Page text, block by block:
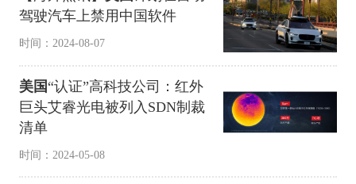
驾驶汽车上禁用中国软件
时间：2024-08-07
美国 “认证”高科技公司：红外
巨头艾睿光电被列入SDN制裁
清单
时间：2024-05-08